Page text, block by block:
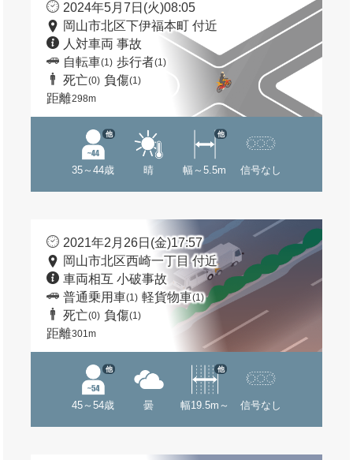
2024年5月7日(火)08:05
岡山市北区下伊福本町 付近
人対車両 事故
自転車(1) 歩行者(1)
死亡(0) 負傷(1)
距離298m
35～44歳
他
晴 幅～5.5m
他
信号なし
2021年2月26日(金)17:57
岡山市北区西崎一丁目 付近
車両相互 小破事故
普通乗用車(1) 軽貨物車(1)
死亡(0) 負傷(1)
距離301m
45～54歳
他
曇 幅19.5m～
他
信号なし